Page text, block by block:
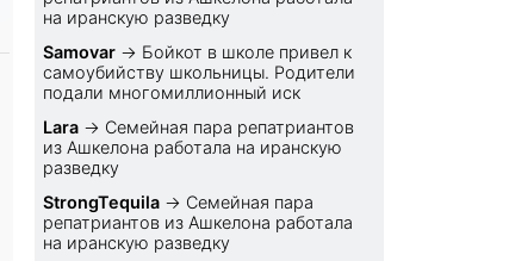
на иранскую разведку
Samovar → Бойкот в школе привел к
самоубийству школьницы. Родители
подали многомиллионный иск
Lara → Семейная пара репатриантов
из Ашкелона работала на иранскую
разведку
StrongTequila → Семейная пара
репатриантов из Ашкелона работала
на иранскую разведку